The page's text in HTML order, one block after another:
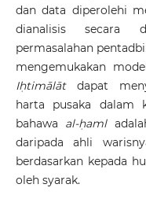
dan data diperolehi
dianalisis secara
permasalahan
mengemukakan
Iḥtimālāt dapat
harta pusaka dalam
bahawa al-ḥaml
daripada ahli
berdasarkan kepada
oleh syarak.